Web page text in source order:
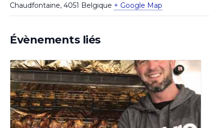
Chaudfontaine, 4051 Belgique + Google Map
Évènements liés